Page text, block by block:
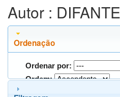
Autor :
Ordenação
Ordenar por:
Ordem: